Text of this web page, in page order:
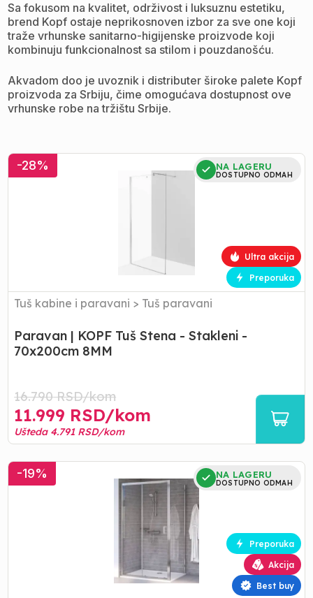
Sa fokusom na kvalitet, održivost i luksuznu estetiku,
brend Kopf ostaje neprikosnoven izbor za sve one koji
traže vrhunske sanitarno-higijenske proizvode koji
kombinuju funkcionalnost sa stilom i pouzdanošću.
Akvadom doo je uvoznik i distributer široke palete Kopf
proizvoda za Srbiju, čime omogućava dostupnost ove
vrhunske robe na tržištu Srbije.
Paravan
|
-28%
Ultra akcija
Preporuka
NA LAGERU
DOSTUPNO ODMAH
Tuš kabine i paravani > Tuš paravani
Paravan | KOPF Tuš Stena - Stakleni -
70x200cm 8MM
16.790RSD/kom
11.999 RSD/kom
Ušteda 4.791RSD/kom
Tuš
Kabina
-19%
Preporuka
Akcija
Best buy
NA LAGERU
DOSTUPNO ODMAH